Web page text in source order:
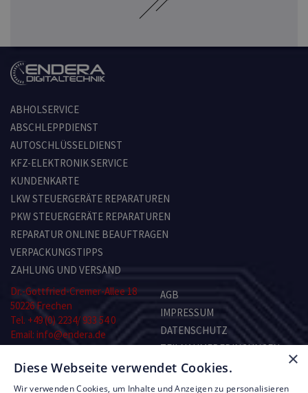
ABHOLSERVICE
ABSCHLEPPDIENST
AUTOSCHLÜSSELDIENST
KFZ-ELEKTRONIK SERVICE
KUNDENKARTE
LKW STEUERGERÄTE REPARATUREN
PKW STEUERGERÄTE REPARATUREN
REPARATUR ONLINE BEAUFTRAGEN
VERPACKUNGSTIPPS
ZAHLUNG UND VERSAND
Dr.-Gottfried-Cremer-Allee 18
50226 Frechen
Tel. +49 (0) 2234/ 933 54 0
Email: info@endera.de
Montag–Freitag:
8.00–13.00 und 14.00–17.00 Uhr
AGB
IMPRESSUM
DATENSCHUTZ
TEILNAHMEBEDINGUNGEN
KONTAKT
×
Diese Webseite verwendet Cookies.
Wir verwenden Cookies, um Inhalte und Anzeigen zu personalisieren